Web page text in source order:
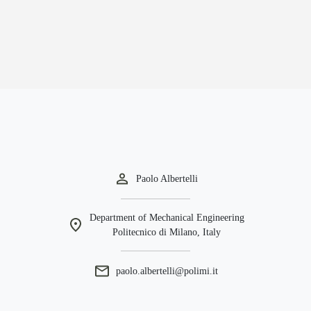
Paolo Albertelli
Department of Mechanical Engineering
Politecnico di Milano, Italy
paolo.albertelli@polimi.it